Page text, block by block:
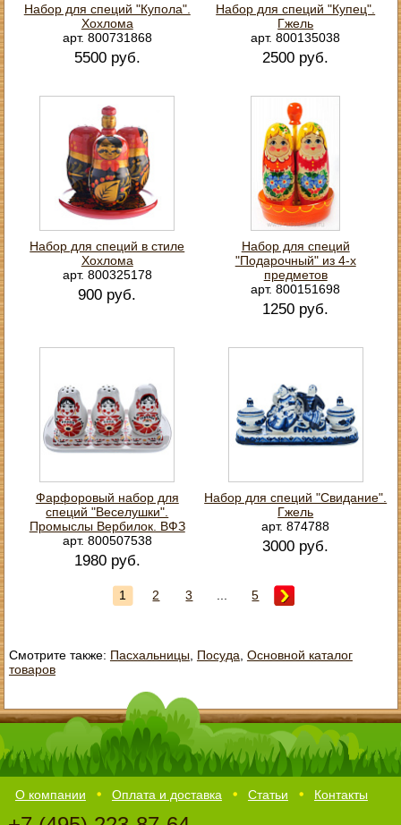
Набор для специй "Купола".
Хохлома
арт. 800731868
5500 руб.
Набор для специй "Купец".
Гжель
арт. 800135038
2500 руб.
Набор для специй в стиле
Хохлома
арт. 800325178
900 руб.
Набор для специй
"Подарочный" из 4-х
предметов
арт. 800151698
1250 руб.
Фарфоровый набор для
специй "Веселушки".
Промыслы Вербилок. ВФЗ
арт. 800507538
1980 руб.
Набор для специй "Свидание".
Гжель
арт. 874788
3000 руб.
1 2 3 5
Смотрите также: Пасхальницы, Посуда Основной каталог
товаров
О компании Оплата и доставка Статьи Контакты